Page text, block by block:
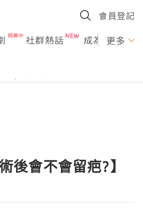
會員登記
社群熱話 成為U更多
後會不會留疤?】